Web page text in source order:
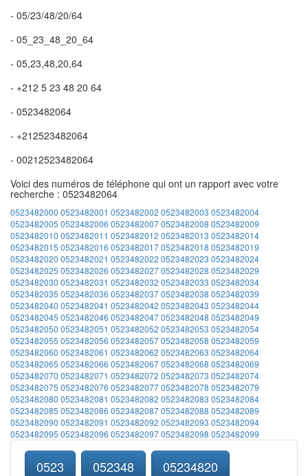
- 05/23/48/20/64
- 05_23_48_20_64
- 05,23,48,20,64
- +212 5 23 48 20 64
- 0523482064
- +212523482064
- 00212523482064
Voici des numéros de téléphone qui ont un rapport avec votre
recherche : 0523482064
0523482000 0523482001 0523482002 0523482003 0523482004
0523482005 0523482006 05234820070523482008 0523482009
0523482010 0523482011 0523482012 0523482013 0523482014
0523482015 0523482016 05234820170523482018 0523482019
0523482020 0523482021 0523482022 0523482023 0523482024
0523482025 0523482026 05234820270523482028 0523482029
0523482030 0523482031 0523482032 0523482033 0523482034
0523482035 0523482036 05234820370523482038 0523482039
0523482040 0523482041 0523482042 0523482043 0523482044
0523482045 0523482046 05234820470523482048 0523482049
0523482050 0523482051 0523482052 0523482053 0523482054
0523482055 0523482056 05234820570523482058 0523482059
0523482060 0523482061 0523482062 0523482063 0523482064
0523482065 0523482066 05234820670523482068 0523482069
0523482070 0523482071 0523482072 0523482073 0523482074
0523482075 0523482076 05234820770523482078 0523482079
0523482080 0523482081 0523482082 0523482083 0523482084
0523482085 0523482086 05234820870523482088 0523482089
0523482090 0523482091 0523482092 0523482093 0523482094
0523482095 0523482096 05234820970523482098 0523482099
0523 052348 05234820